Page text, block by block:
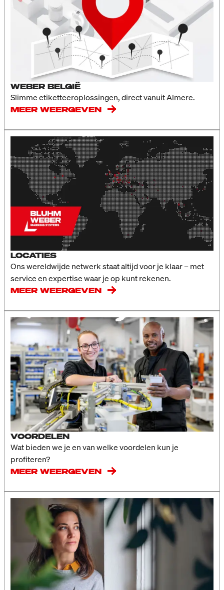
WEBER BELGIË
Slimme etiketteeroplossingen, direct vanuit Almere.
MEER WEERGEVEN
LOCATIES
Ons wereldwijde netwerk staat altijd voor je klaar – met
service en expertise waar je op kunt rekenen.
MEER WEERGEVEN
VOORDELEN
Wat bieden we je en van welke voordelen kun je
profiteren?
MEER WEERGEVEN